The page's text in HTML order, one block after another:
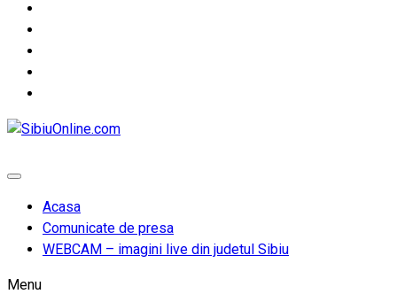
Acasa
Comunicate de presa
WEBCAM – imagini live din judetul Sibiu
Menu